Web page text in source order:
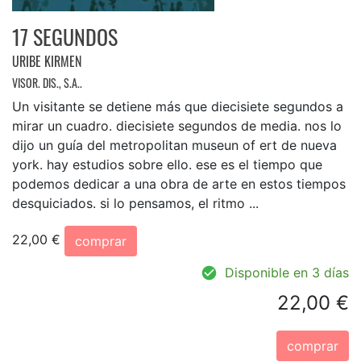
17 SEGUNDOS
URIBE KIRMEN
VISOR. DIS., S.A..
Un visitante se detiene más que diecisiete segundos a
mirar un cuadro. diecisiete segundos de media. nos lo
dijo un guía del metropolitan museun of ert de nueva
york. hay estudios sobre ello. ese es el tiempo que
podemos dedicar a una obra de arte en estos tiempos
desquiciados. si lo pensamos, el ritmo ...
22,00 €
comprar
Disponible en 3 días
22,00 €
comprar